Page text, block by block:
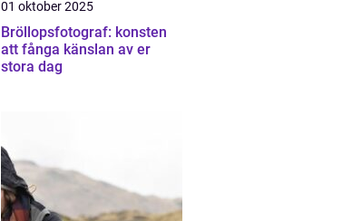
01 oktober 2025
Bröllopsfotograf: konsten
att fånga känslan av er
stora dag